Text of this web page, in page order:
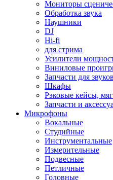
Мониторы
Обработка звука
Наушники
DJ
Hi-fi
для стрима
Усилители
Виниловые
Запчасти для
Шкафы
Рэковые кейсы,
Запчасти и
Микрофоны
Вокальные
Студийные
Инструментальные
Измерительные
Подвесные
Петличные
Головные